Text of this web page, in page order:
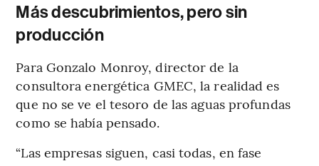
Más descubrimientos, pero sin
producción
Para Gonzalo Monroy, director de la
consultora energética GMEC, la realidad es
que no se ve el tesoro de las aguas profundas
como se había pensado.
“Las empresas siguen, casi todas, en fase